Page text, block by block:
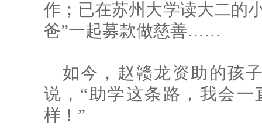
作；已在苏州大学读大二的
爸”一起募款做慈善……
如今，赵赣龙资助的孩
说，“助学这条路，我会
样！”